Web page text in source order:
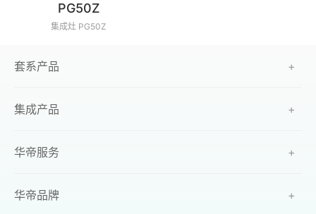
PG50Z
集成灶 PG50Z
套系产品 +
集成产品 +
华帝服务 +
华帝品牌 +